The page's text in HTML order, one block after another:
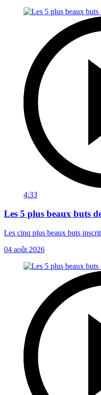
4:33
Les 5 plus beaux buts
Les cinq plus beaux buts
04 août 2026